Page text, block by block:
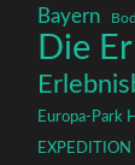
Bayern
Die
Europa-Park
EXPEDITION